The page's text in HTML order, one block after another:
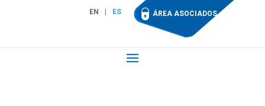
EN ES ÁREA ASOCIADOS